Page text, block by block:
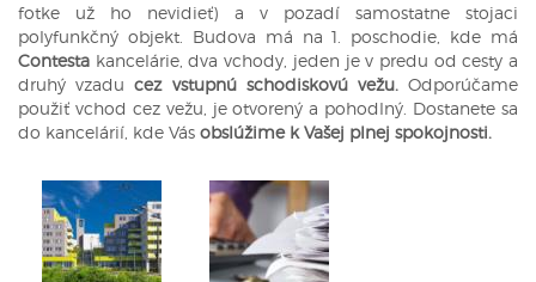
fotke už ho nevidieť) a v pozadí samostatne stojaci
polyfunkčný objekt. Budova má na 1. poschodie, kde má
Contesta kancelárie, dva vchody, jeden je v predu od cesty a
druhý vzaducez vstupnú schodiskovú vežu.Odporúčame
použiť vchod cez vežu, je otvorený a pohodlný. Dostanete sa
do kancelárií, kde Vás obslúžime k Vašej plnej spokojnosti.